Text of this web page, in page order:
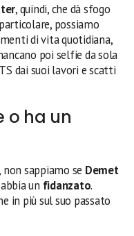
, quindi, che dà sfogo
possiamo
di vita quotidiana,
poi selfie da sola
dai suoi lavori e scatti
o ha un
non sappiamo se Demet
un fidanzato.
in più sul suo passato